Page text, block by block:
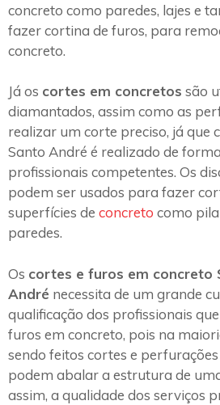
concreto como paredes, lajes e
fazer cortina de furos, para
concreto.
Já os cortes em concretos são
diamantados, assim como as
realizar um corte preciso, já que
Santo André é realizado de
profissionais competentes. Os
podem ser usados para fazer
superfícies de concreto como
paredes.
Os cortes e furos em concreto
André necessita de um grande
qualificação dos profissionais
furos em concreto, pois na
sendo feitos cortes e
podem abalar a estrutura de
assim, a qualidade dos serviços